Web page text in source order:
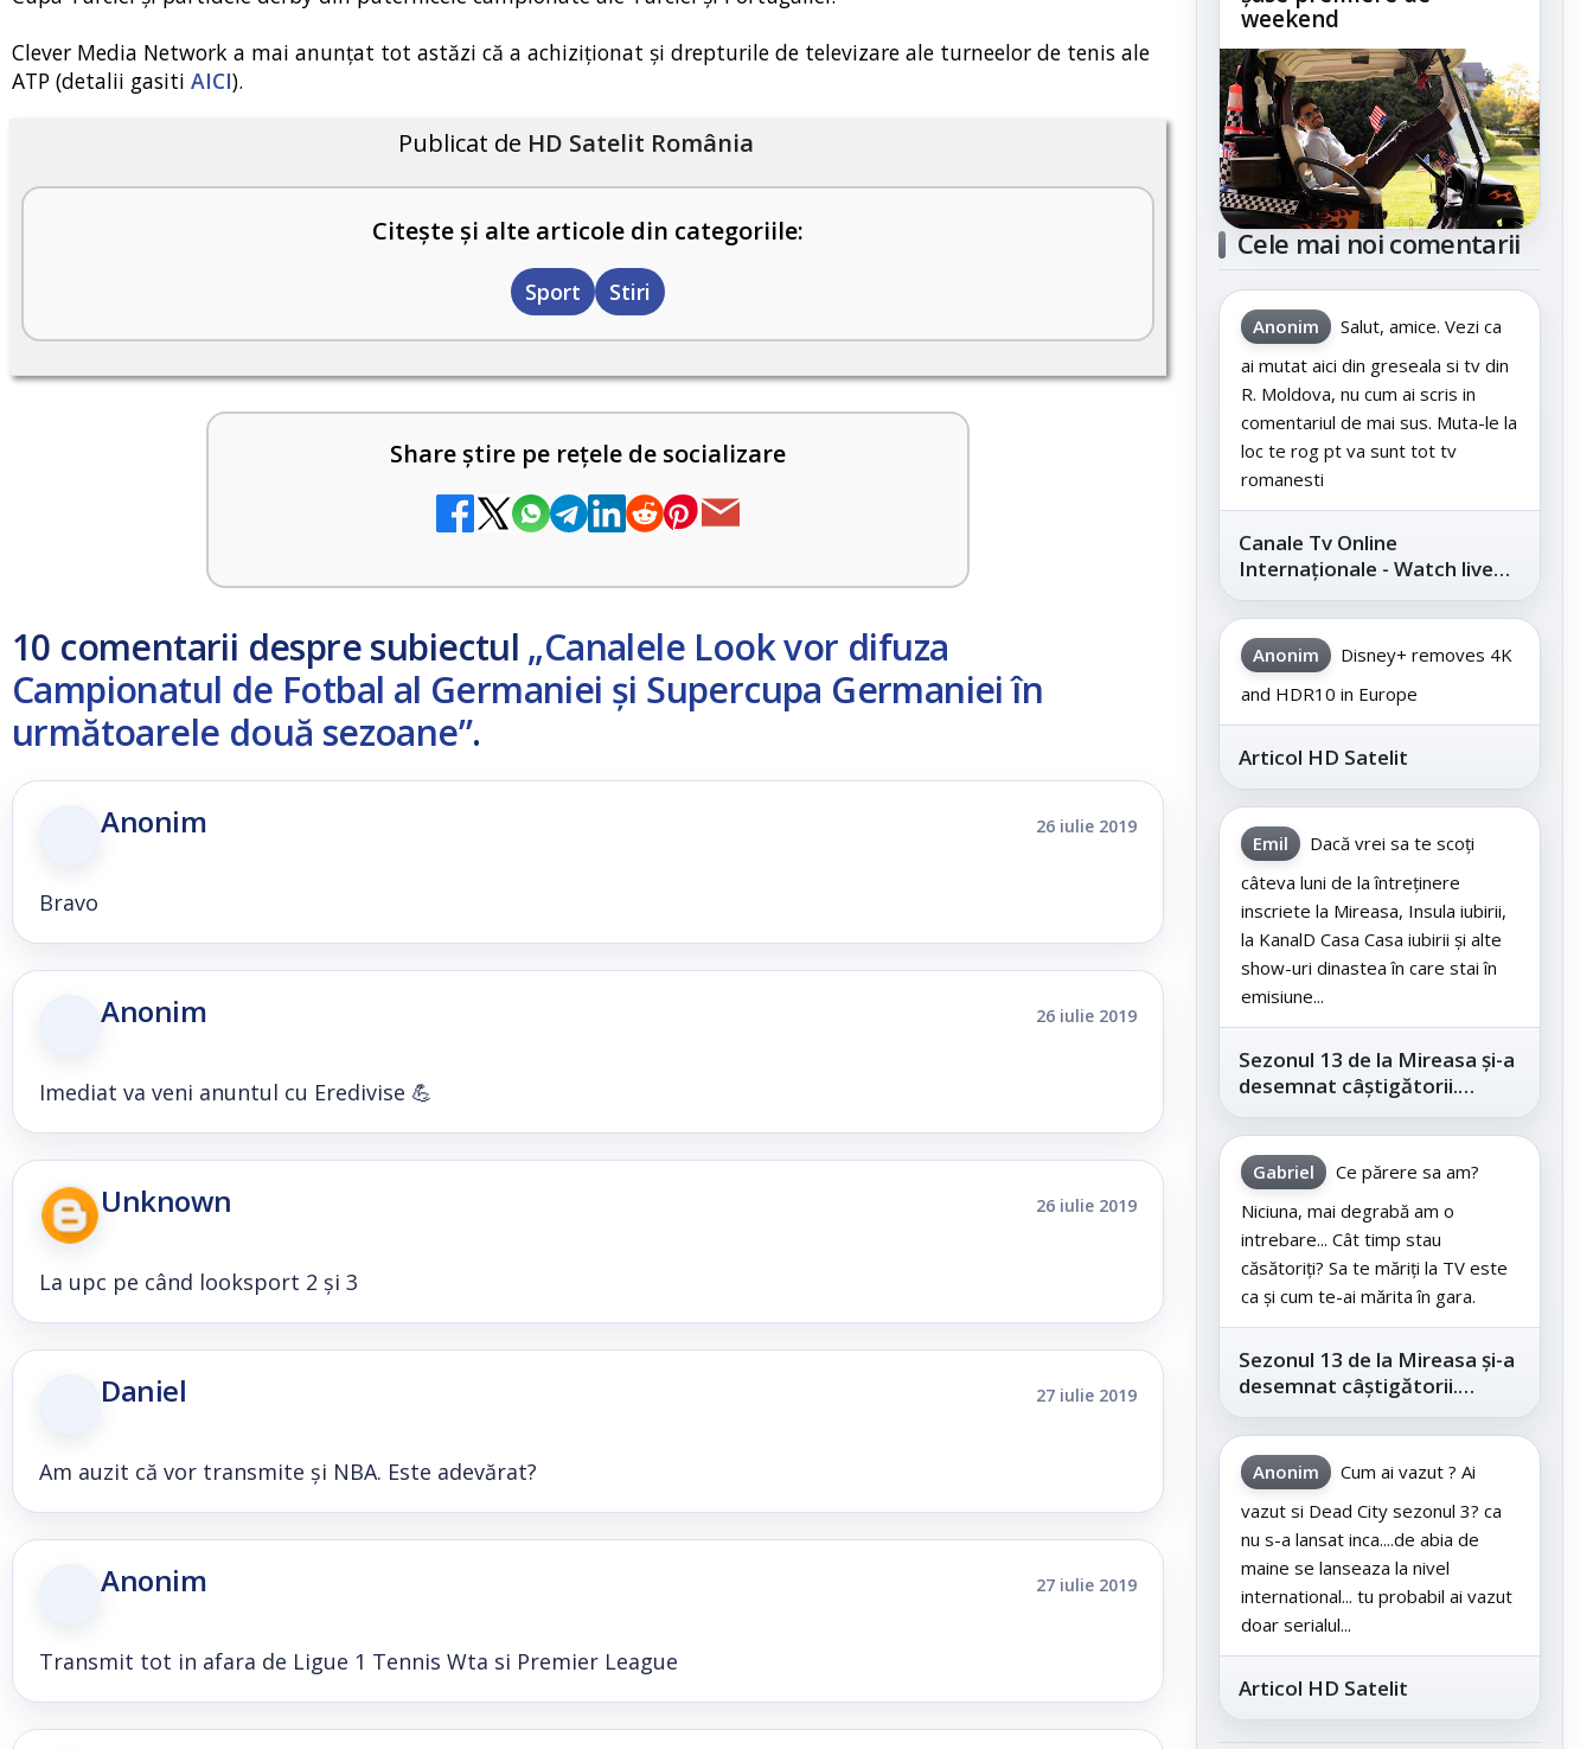
Clever Media Network a mai anunțat tot astăzi că a achiziționat și drepturile de televizare ale turneelor de tenis ale
ATP (detalii gasiti AICI).
Publicat de HD Satelit România
Citește și alte articole din categoriile:
Sport Stiri
Share știre pe rețele de socializare
10 comentarii despre subiectul „Canalele Look vor difuza
Campionatul de Fotbal al Germaniei și Supercupa Germaniei în
următoarele două sezoane”.
Anonim 26 iulie 2019
Bravo
Anonim 26 iulie 2019
Imediat va veni anuntul cu Eredivise 💪
Unknown 26 iulie 2019
La upc pe când looksport 2 și 3
Daniel 27 iulie 2019
Am auzit că vor transmite și NBA. Este adevărat?
Anonim 27 iulie 2019
Transmit tot in afara de Ligue 1 Tennis Wta si Premier League
weekend
Cele mai noi comentarii
Anonim
Salut, amice. Vezi ca
ai mutat aici din greseala si tv din
R. Moldova, nu cum ai scris in
comentariul de mai sus. Muta-le la
loc te rog pt va sunt tot tv
romanesti
Canale Tv Online
Internaționale - Watch live
channels legally
Anonim
Disney+ removes 4K
and HDR10 in Europe
Articol HD Satelit
Emil
Dacă vrei sa te scoți
câteva luni de la întreținere
inscriete la Mireasa, Insula iubirii,
la KanalD Casa Casa iubirii și alte
show-uri dinastea în care stai în
emisiune...
Sezonul 13 de la Mireasa și-a
desemnat câștigătorii.
Telespectatorii au decis care
este...
Gabriel
Ce părere sa am?
Niciuna, mai degrabă am o
intrebare... Cât timp stau
căsătoriți? Sa te măriți la TV este
ca și cum te-ai mărita în gara.
Sezonul 13 de la Mireasa și-a
desemnat câștigătorii.
Telespectatorii au decis care
este...
Anonim
Cum ai vazut ? Ai
vazut si Dead City sezonul 3? ca
nu s-a lansat inca....de abia de
maine se lanseaza la nivel
international... tu probabil ai vazut
doar serialul...
Articol HD Satelit